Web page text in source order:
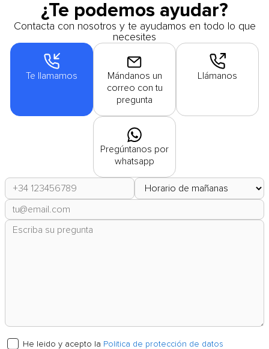
¿Te podemos ayudar?
Contacta con nosotros y te ayudamos en todo lo que
necesites
Te llamamos
Mándanos un
correo con tu
pregunta
Llámanos
Pregúntanos por
whatsapp
He leido y acepto la Politica de protección de datos